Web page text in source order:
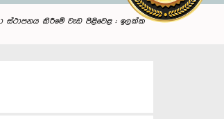
ස්ථාපනය කිරී‍මේ වැඩ පිළිවෙළ : ඉලක්ක